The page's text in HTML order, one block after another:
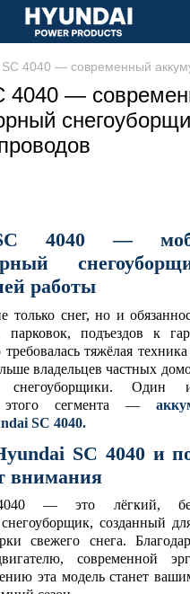
4040 — современный
4040 —
4040 —
работы
только снег, но и
парковок, подъездов к
тяжёлая
владельцев частных
снегоуборщики. Один
этого сегмента —
SC 4040.
SC 4040 и
внимания
— это лёгкий,
созданный
свежего снега.
современной
эта модель станет